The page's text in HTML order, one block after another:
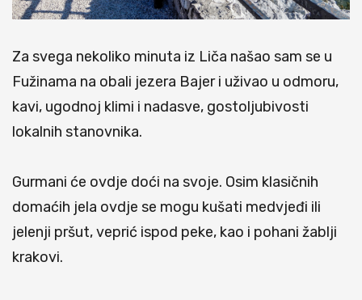
Za svega nekoliko minuta iz Liča našao sam se u
Fužinama na obali jezera Bajer i uživao u odmoru,
kavi, ugodnoj klimi i nadasve, gostoljubivosti
lokalnih stanovnika.
Gurmani će ovdje doći na svoje. Osim klasičnih
domaćih jela ovdje se mogu kušati medvjeđi ili
jelenji pršut, veprić ispod peke, kao i pohani žablji
krakovi.